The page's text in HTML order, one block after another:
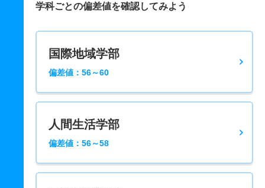
学科ごとの偏差値を確認してみよう
国際地域学部
偏差値：56～60
人間生活学部
偏差値：56～58